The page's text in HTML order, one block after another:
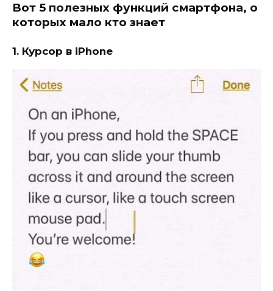
Вот 5 полезных функций смартфона, о
которых мало кто знает
1. Курсор в iPhone